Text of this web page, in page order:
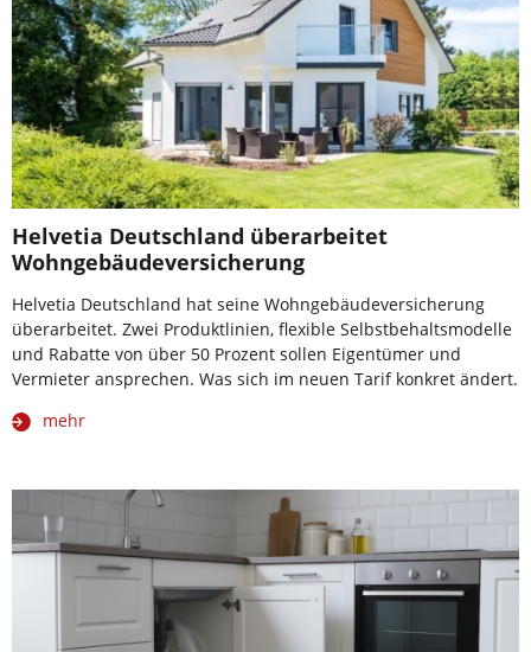
Helvetia Deutschland überarbeitet
Wohngebäudeversicherung
Helvetia Deutschland hat seine Wohngebäudeversicherung
überarbeitet. Zwei Produktlinien, flexible Selbstbehaltsmodelle
und Rabatte von über 50 Prozent sollen Eigentümer und
Vermieter ansprechen. Was sich im neuen Tarif konkret ändert.
mehr